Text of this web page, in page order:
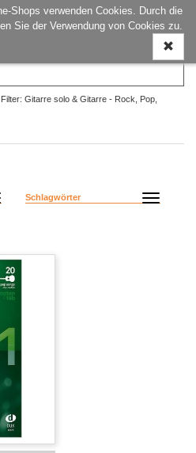
Shops verwenden Cookies. Durch die
Sie der Verwendung von Cookies zu.
ein-/
Gitarre solo & Gitarre - Rock, Pop,
Schlagwörter